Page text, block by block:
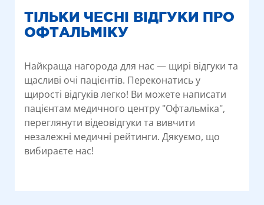
ТІЛЬКИ ЧЕСНІ ВІДГУКИ ПРО
ОФТАЛЬМІКУ
Найкраща нагорода для нас — щирі відгуки та
щасливі очі пацієнтів. Переконатись у
щирості відгуків легко! Ви можете написати
пацієнтам медичного центру "Офтальміка",
переглянути відеовідгуки та вивчити
незалежні медичні рейтинги. Дякуємо, що
вибираєте нас!